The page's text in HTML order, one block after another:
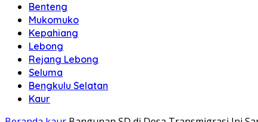
Benteng
Mukomuko
Kepahiang
Lebong
Rejang Lebong
Seluma
Bengkulu Selatan
Kaur